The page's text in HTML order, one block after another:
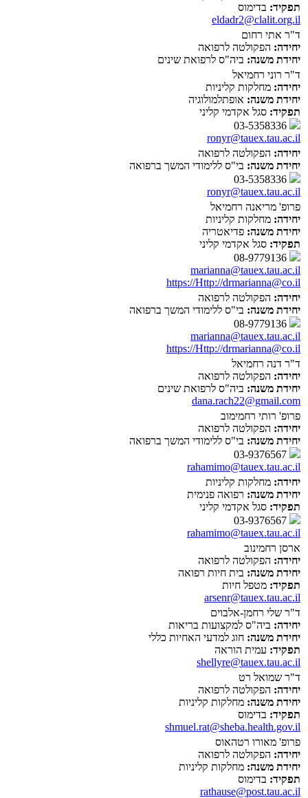
תפקיד: בדימוס
eldadr2@clalit.org.il
ד"ר אתי רחום
יחידה: הפקולטה לרפואה
יחידת משנה: ביה"ס לרפואת שינים
ד"ר רוני רחמיאל
יחידה: מחלקות קליניות
יחידת משנה: אופתלמולוגיה
תפקיד: סגל אקדמי קליני
ronyr@tauex.tau.ac.il
יחידה: הפקולטה לרפואה
יחידת משנה: בי"ס ללימודי המשך ברפואה
ronyr@tauex.tau.ac.il
פרופ' מריאנה רחמיאל
יחידה: מחלקות קליניות
יחידת משנה: פדיאטריה
תפקיד: סגל אקדמי קליני
marianna@tauex.tau.ac.il
https://Http://drmarianna@co.il
יחידה: הפקולטה לרפואה
יחידת משנה: בי"ס ללימודי המשך ברפואה
marianna@tauex.tau.ac.il
https://Http://drmarianna@co.il
ד"ר דנה רחמיאל
יחידה: הפקולטה לרפואה
יחידת משנה: ביה"ס לרפואת שינים
dana.rach22@gmail.com
פרופ' רותי רחמימוב
יחידה: הפקולטה לרפואה
יחידת משנה: בי"ס ללימודי המשך ברפואה
rahamimo@tauex.tau.ac.il
יחידה: מחלקות קליניות
יחידת משנה: רפואה פנימית
תפקיד: סגל אקדמי קליני
rahamimo@tauex.tau.ac.il
ארסן רחמינוב
יחידה: הפקולטה לרפואה
יחידת משנה: בית חיות רפואה
תפקיד: מטפל חיות
arsenr@tauex.tau.ac.il
ד"ר שלי רחמן-אלבוים
יחידה: ביה"ס למקצועות בריאות
יחידת משנה: חוג למדעי האחיות כללי
תפקיד: עמית הוראה
shellyre@tauex.tau.ac.il
ד"ר שמואל רט
יחידה: הפקולטה לרפואה
יחידת משנה: מחלקות קליניות
תפקיד: בדימוס
shmuel.rat@sheba.health.gov.il
פרופ' מאורו רטהאוס
יחידה: הפקולטה לרפואה
יחידת משנה: מחלקות קליניות
תפקיד: בדימוס
rathause@post.tau.ac.il